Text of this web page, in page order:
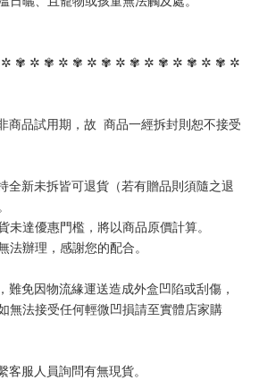
✾ ✲ ✾ ✲ ✾ ✲ ✾ ✲ ✾ ✲ ✾ ✲ ✾ ✲ ✾ ✲
品試用期，故  商品一經拆封則恕不接受
全新未拆皆可退貨（若有贈品則須隨之退
未達優惠門檻，將以商品原價計算。
辦理，感謝您的配合。
免因物流緣運送造成外盒凹陷或刮傷，
無法接受任何輕微凹損請至實體店家購
服人員詢問有無現貨。